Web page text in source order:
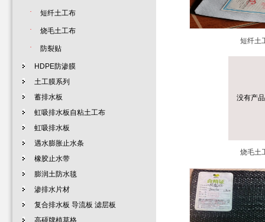
·
短纤土工布
·
烧毛土工布
·
防裂贴
HDPE防渗膜
土工膜系列
蓄排水板
虹吸排水板自粘土工布
虹吸排水板
遇水膨胀止水条
橡胶止水带
膨润土防水毯
渗排水片材
复合排水板 导流板 滤层板
高硕牌植草格
短纤土
没有产
烧毛土